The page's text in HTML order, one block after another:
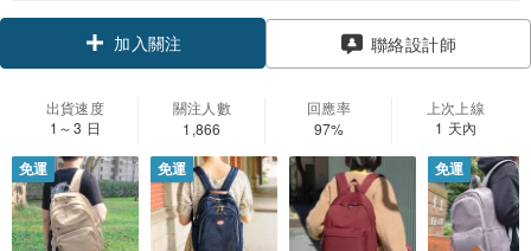
加入關注 聯絡設計師
出貨速度
1～3 日
關注人數
1,866
回應率
97%
上次上線
1 天內
免運 免運 免運